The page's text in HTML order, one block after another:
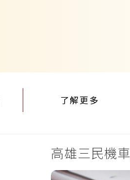
了解更多
高雄三民機